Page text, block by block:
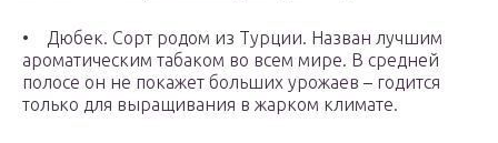
• Дюбек. Сорт родом из Турции. Назван лучшим
ароматическим табаком во всем мире. В средней
полосе он не покажет больших урожаев – годится
только для выращивания в жарком климате.